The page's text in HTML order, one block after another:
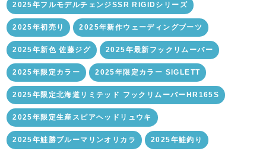
2025年フルモデルチェンジSSR RIGIDシリーズ
2025年初売り 2025年新作ウェーディングブーツ
2025年新色 佐藤ジグ 2025年最新フックリムーバー
2025年限定カラー 2025年限定カラー SIGLETT
2025年限定北海道リミテッド フックリムーバーHR165S
2025年限定生産スピアヘッドリュウキ
2025年鮭勝ブルーマリンオリカラ 2025年鮭釣り